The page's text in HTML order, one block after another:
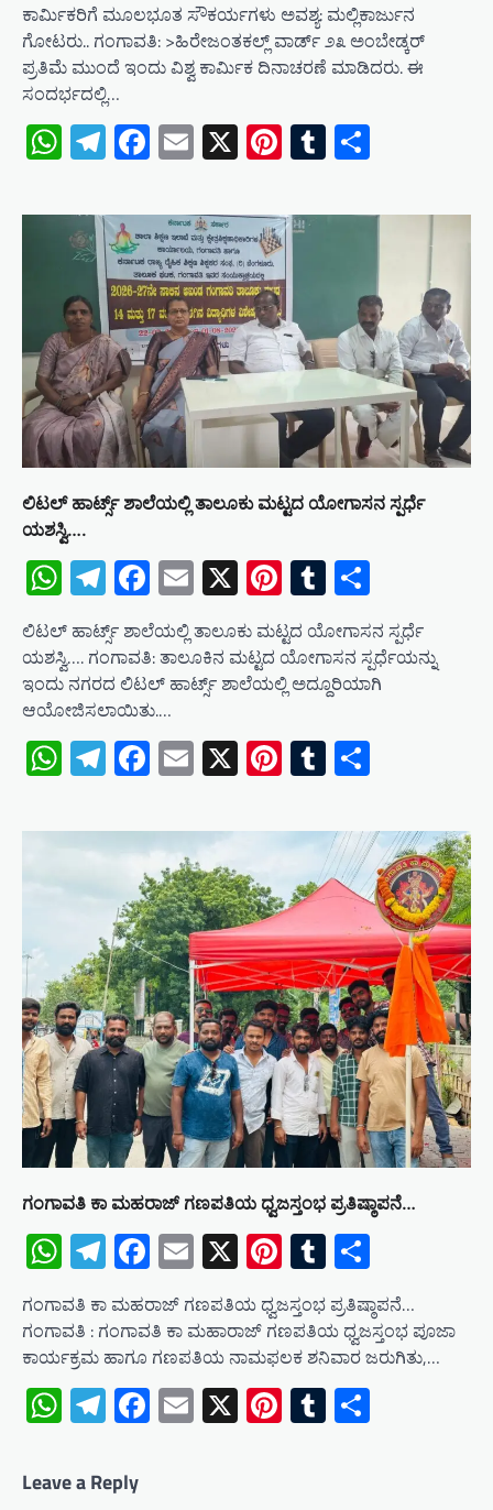
ಕಾರ್ಮಿಕರಿಗೆ ಮೂಲಭೂತ ಸೌಕರ್ಯಗಳು ಅವಶ್ಯ: ಮಲ್ಲಿಕಾರ್ಜುನ
ಗೋಟರು.. ಗಂಗಾವತಿ: >ಹಿರೇಜಂತಕಲ್ಲ್ ವಾರ್ಡ್ ೨೩ ಅಂಬೇಡ್ಕರ್
ಪ್ರತಿಮೆ ಮುಂದೆ ಇಂದು ವಿಶ್ವ ಕಾರ್ಮಿಕ ದಿನಾಚರಣೆ ಮಾಡಿದರು. ಈ
ಸಂದರ್ಭದಲ್ಲಿ…
WhatsApp
Telegram
Facebook
Email
X Pinterest
Tumblr
ಲಿಟಲ್ ಹಾರ್ಟ್ಸ್ ಶಾಲೆಯಲ್ಲಿ ತಾಲೂಕು ಮಟ್ಟದ ಯೋಗಾಸನ ಸ್ಪರ್ಧೆ
ಯಶಸ್ವಿ….
WhatsApp
Telegram
Facebook
Email
X Pinterest
Tumblr
ಲಿಟಲ್ ಹಾರ್ಟ್ಸ್ ಶಾಲೆಯಲ್ಲಿ ತಾಲೂಕು ಮಟ್ಟದ ಯೋಗಾಸನ ಸ್ಪರ್ಧೆ
ಯಶಸ್ವಿ…. ಗಂಗಾವತಿ: ತಾಲೂಕಿನ ಮಟ್ಟದ ಯೋಗಾಸನ ಸ್ಪರ್ಧೆಯನ್ನು
ಇಂದು ನಗರದ ಲಿಟಲ್ ಹಾರ್ಟ್ಸ್ ಶಾಲೆಯಲ್ಲಿ ಅದ್ದೂರಿಯಾಗಿ
ಆಯೋಜಿಸಲಾಯಿತು.…
WhatsApp
Telegram
Facebook
Email
X Pinterest
Tumblr
ಗಂಗಾವತಿ ಕಾ ಮಹರಾಜ್ ಗಣಪತಿಯ ಧ್ವಜಸ್ತಂಭ ಪ್ರತಿಷ್ಠಾಪನೆ…
WhatsApp
Telegram
Facebook
Email
X Pinterest
Tumblr
ಗಂಗಾವತಿ ಕಾ ಮಹರಾಜ್ ಗಣಪತಿಯ ಧ್ವಜಸ್ತಂಭ ಪ್ರತಿಷ್ಠಾಪನೆ…
ಗಂಗಾವತಿ : ಗಂಗಾವತಿ ಕಾ ಮಹಾರಾಜ್ ಗಣಪತಿಯ ಧ್ವಜಸ್ತಂಭ ಪೂಜಾ
ಕಾರ್ಯಕ್ರಮ ಹಾಗೂ ಗಣಪತಿಯ ನಾಮಫಲಕ ಶನಿವಾರ ಜರುಗಿತು,…
WhatsApp
Telegram
Facebook
Email
X Pinterest
Tumblr
Leave a Reply